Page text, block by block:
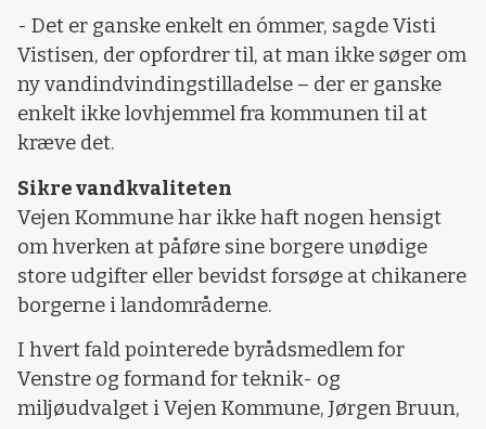
- Det er ganske enkelt en ómmer, sagde Visti
Vistisen, der opfordrer til, at man ikke søger om
ny vandindvindingstilladelse – der er ganske
enkelt ikke lovhjemmel fra kommunen til at
kræve det.
Sikre vandkvaliteten
Vejen Kommune har ikke haft nogen hensigt
om hverken at påføre sine borgere unødige
store udgifter eller bevidst forsøge at chikanere
borgerne i landområderne.
I hvert fald pointerede byrådsmedlem for
Venstre og formand for teknik- og
miljøudvalget i Vejen Kommune, Jørgen Bruun,